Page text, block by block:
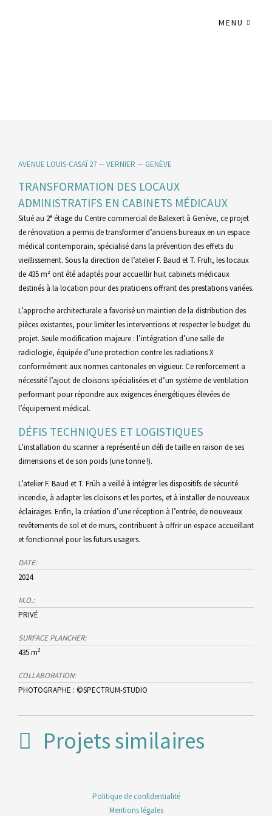
MENU
AVENUE LOUIS-CASAÏ 27 — VERNIER — GENÈVE
TRANSFORMATION DES LOCAUX
ADMINISTRATIFS EN CABINETS MÉDICAUX
Situé au 2ᵉ étage du Centre commercial de Balexert à Genève, ce projet
de rénovation a permis de transformer d’anciens bureaux en un espace
médical contemporain, spécialisé dans la prévention des effets du
vieillissement. Sous la direction de l’atelier F. Baud et T. Früh, les locaux
de 435 m² ont été adaptés pour accueillir huit cabinets médicaux
destinés à la location pour des praticiens offrant des prestations variées.
L’approche architecturale a favorisé un maintien de la distribution des
pièces existantes, pour limiter les interventions et respecter le budget du
projet. Seule modification majeure : l’intégration d’une salle de
radiologie, équipée d’une protection contre les radiations X
conformément aux normes cantonales en vigueur. Ce renforcement a
nécessité l’ajout de cloisons spécialisées et d’un système de ventilation
performant pour répondre aux exigences énergétiques élevées de
l’équipement médical.
DÉFIS TECHNIQUES ET LOGISTIQUES
L’installation du scanner a représenté un défi de taille en raison de ses
dimensions et de son poids (une tonne !).
L’atelier F. Baud et T. Früh a veillé à intégrer les dispositifs de sécurité
incendie, à adapter les cloisons et les portes, et à installer de nouveaux
éclairages. Enfin, la création d’une réception à l’entrée, de nouveaux
revêtements de sol et de murs, contribuent à offrir un espace accueillant
et fonctionnel pour les futurs usagers.
DATE:
2024
M.O.:
PRIVÉ
SURFACE PLANCHER:
435 m2
COLLABORATION:
PHOTOGRAPHE : ©SPECTRUM-STUDIO
Projets similaires
Politique de confidentialité
Mentions légales